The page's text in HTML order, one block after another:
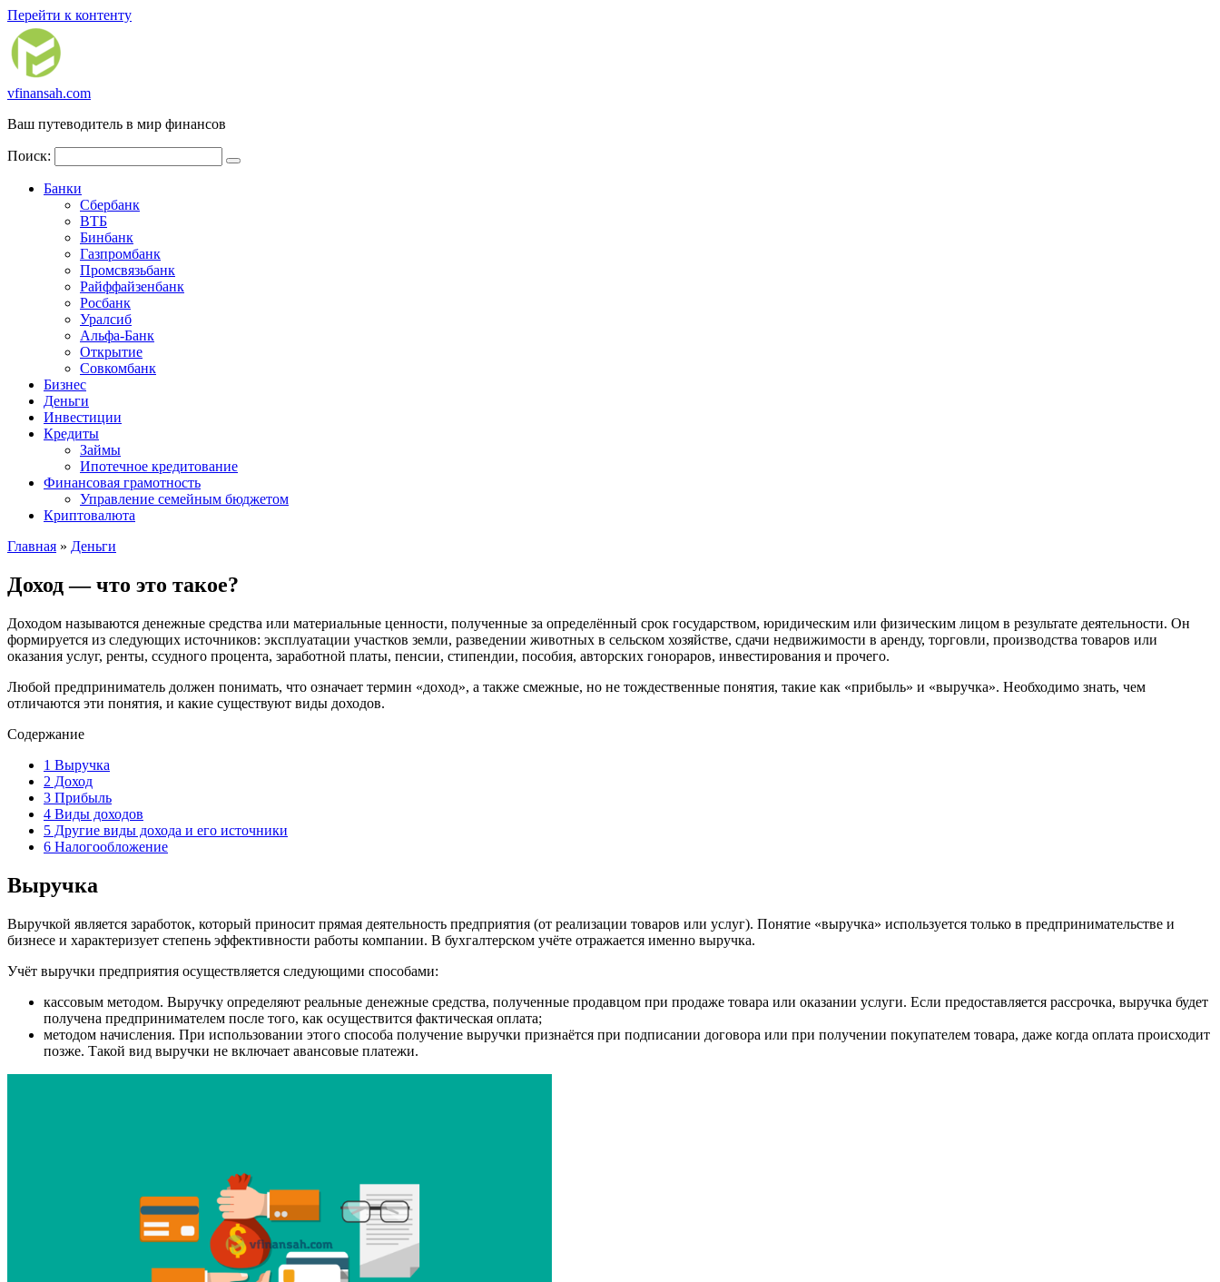
Перейти к контенту
vfinansah.com
Ваш путеводитель в мир финансов
Поиск:
Банки
Сбербанк
ВТБ
Бинбанк
Газпромбанк
Промсвязьбанк
Райффайзенбанк
Росбанк
Уралсиб
Альфа-Банк
Открытие
Совкомбанк
Бизнес
Деньги
Инвестиции
Кредиты
Займы
Ипотечное кредитование
Финансовая грамотность
Управление семейным бюджетом
Криптовалюта
Главная » Деньги
Доход — что это такое?
Доходом называются денежные средства или материальные ценности, полученные за определённый срок государством, юридическим или физическим лицом в результате деятельности. Он
формируется из следующих источников: эксплуатации участков земли, разведении животных в сельском хозяйстве, сдачи недвижимости в аренду, торговли, производства товаров или
оказания услуг, ренты, ссудного процента, заработной платы, пенсии, стипендии, пособия, авторских гонораров, инвестирования и прочего.
Любой предприниматель должен понимать, что означает термин «доход», а также смежные, но не тождественные понятия, такие как «прибыль» и «выручка». Необходимо знать, чем
отличаются эти понятия, и какие существуют виды доходов.
Содержание
1 Выручка
2 Доход
3 Прибыль
4 Виды доходов
5 Другие виды дохода и его источники
6 Налогообложение
Выручка
Выручкой является заработок, который приносит прямая деятельность предприятия (от реализации товаров или услуг). Понятие «выручка» используется только в предпринимательстве и
бизнесе и характеризует степень эффективности работы компании. В бухгалтерском учёте отражается именно выручка.
Учёт выручки предприятия осуществляется следующими способами:
кассовым методом. Выручку определяют реальные денежные средства, полученные продавцом при продаже товара или оказании услуги. Если предоставляется рассрочка, выручка будет
получена предпринимателем после того, как осуществится фактическая оплата;
методом начисления. При использовании этого способа получение выручки признаётся при подписании договора или при получении покупателем товара, даже когда оплата происходит
позже. Такой вид выручки не включает авансовые платежи.